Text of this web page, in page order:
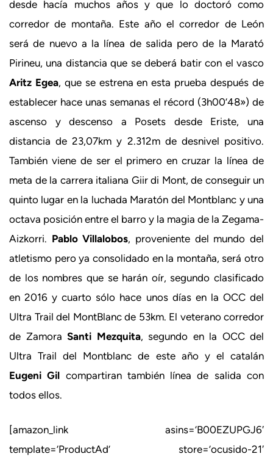
desde hacía muchos años y que lo doctoró como
corredor de montaña. Este año el corredor de León
será de nuevo a la línea de salida pero de la Marató
Pirineu, una distancia que se deberá batir con el vasco
Aritz Egea, que se estrena en esta prueba después de
establecer hace unas semanas el récord (3h00’48») de
ascenso y descenso a Posets desde Eriste, una
distancia de 23,07km y 2.312m de desnivel positivo.
También viene de ser el primero en cruzar la línea de
meta de la carrera italiana Giir di Mont, de conseguir un
quinto lugar en la luchada Maratón del Montblanc y una
octava posición entre el barro y la magia de la Zegama-
Aizkorri. Pablo Villalobos, proveniente del mundo del
atletismo pero ya consolidado en la montaña, será otro
de los nombres que se harán oír, segundo clasificado
en 2016 y cuarto sólo hace unos días en la OCC del
Ultra Trail del MontBlanc de 53km. El veterano corredor
de Zamora Santi Mezquita, segundo en la OCC del
Ultra Trail del Montblanc de este año y el catalán
Eugeni Gil compartiran también línea de salida con
todos ellos.
[amazon_link asins=’B00EZUPGJ6′
template=’ProductAd’ store=’ocusido-21′